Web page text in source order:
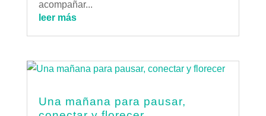
acompañar...
leer más
Una mañana para pausar,